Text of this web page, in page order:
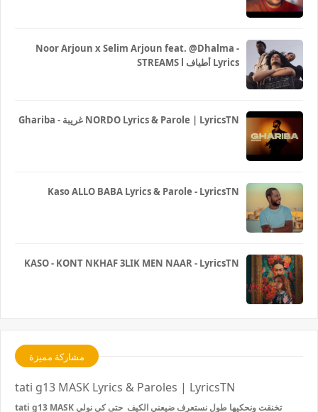
Noor Arjoun x Selim Arjoun feat. @Dhalma -
STREAMS l أطياف Lyrics
Ghariba - غريبة NORDO Lyrics & Parole | LyricsTN
Kaso ALLO BABA Lyrics & Parole - LyricsTN
KASO - KONT NKHAF 3LIK MEN NAAR - LyricsTN
مشاركة مميزة
tati g13 MASK Lyrics & Paroles | LyricsTN
tati g13 MASK تخنقت ونحكيها طول نستعرف ضيعني الكيف حتى كي نولي